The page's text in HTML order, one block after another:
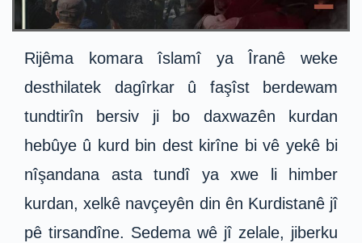
Rijêma komara îslamî ya Îranê weke
desthilatek dagîrkar û faşîst berdewam
tundtirîn bersiv ji bo daxwazên kurdan
hebûye û kurd bin dest kirîne bi vê yekê bi
nîşandana asta tundî ya xwe li himber
kurdan, xelkê navçeyên din ên Kurdistanê jî
pê tirsandîne. Sedema wê jî zelale, jiberku